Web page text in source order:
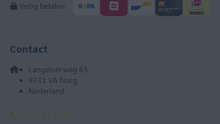
Veilig betalen
Contact
Langeloërweg 63
9331 VA Norg
Nederland
0592 - 61 22 81